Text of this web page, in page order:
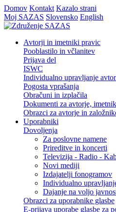
Domov Kontakt Kazalo strani
Moj SAZAS Slovensko English
Avtorji in imetniki pravic
Pooblastilo in včlanitev
Prijava del
ISWC
Individualno upravljanje
Pogosta vprašanja
Obračuni in izplačila
Dokumenti za avtorje,
Obrazci za avtorje in
Uporabniki
Dovoljenja
Za poslovne namene
Prireditve in koncerti
Televizija - Radio -
Novi mediji
Izdajatelji fonogramov
Individualno
Dajanje na voljo
Obrazci za uporabnike glasbe
E-prijava uporabe glasbe za